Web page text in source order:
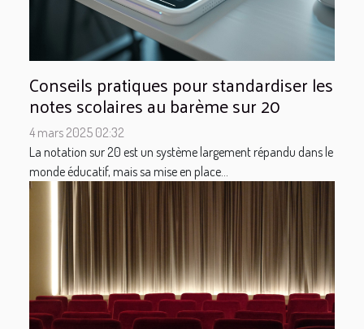
Conseils pratiques pour standardiser les
notes scolaires au barème sur 20
4 mars 2025 02:32
La notation sur 20 est un système largement répandu dans le
monde éducatif, mais sa mise en place...